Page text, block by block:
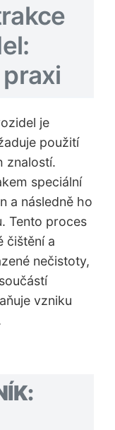
je
použití
znalostí.
speciální
a následně ho
Tento proces
čištění a
nečistoty,
vzniku